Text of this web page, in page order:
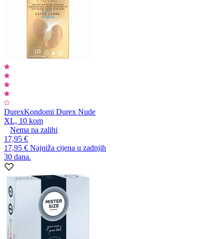
DurexKondomi Durex Nude
XL, 10 kom
Nema na zalihi
17,95 €
17,95 € Najniža cijena u zadnjih
30 dana.